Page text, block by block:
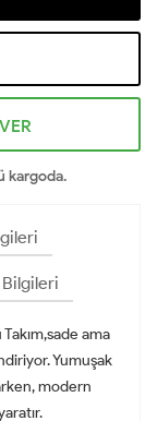
kargoda.
Takım,sade ama
Yumuşak
modern